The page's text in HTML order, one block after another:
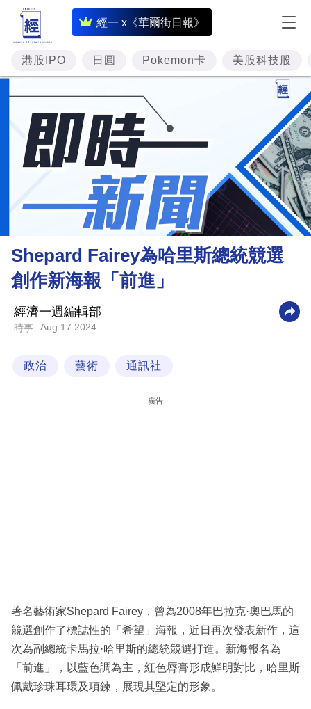
經一 x《華爾街日報》
即
時
財
經
專
題
投
資
樓
市
財
商
業
科
區
港股IPO 日圓 Pokemon卡 美股科技股
Shepard Fairey為哈里斯總統競選
創作新海報「前進」
經濟一週編輯部
時事 Aug 17 2024
政治 藝術 通訊社
廣告
著名藝術家Shepard Fairey，曾為2008年巴拉克·奧巴馬的
競選創作了標誌性的「希望」海報，近日再次發表新作，這
次為副總統卡馬拉·哈里斯的總統競選打造。新海報名為
「前進」，以藍色調為主，紅色脣膏形成鮮明對比，哈里斯
佩戴珍珠耳環及項鍊，展現其堅定的形象。